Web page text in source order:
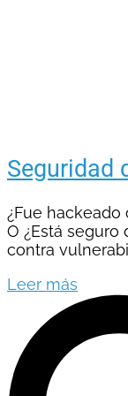
Seguridad
¿Fue hackeado
O ¿Está
contra
Leer más